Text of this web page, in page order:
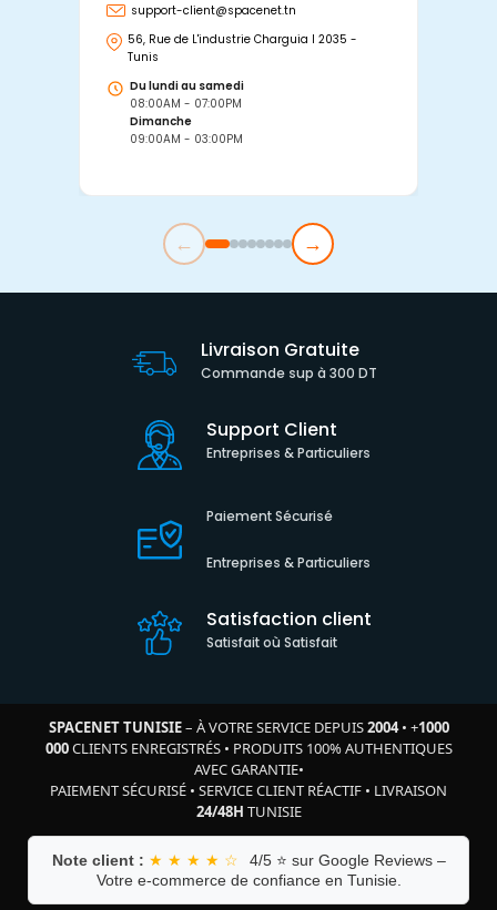
support-client@spacenet.tn
56, Rue de L'industrie Charguia I 2035 -
Tunis
Du lundi au samedi
08:00AM - 07:00PM
Dimanche
09:00AM - 03:00PM
← →
Livraison Gratuite
Commande sup à 300 DT
Support Client
Entreprises & Particuliers
Paiement Sécurisé
Entreprises & Particuliers
Satisfaction client
Satisfait où Satisfait
SPACENET TUNISIE– À VOTRE SERVICE DEPUIS2004• +1000
000CLIENTS ENREGISTRÉS• PRODUITS 100% AUTHENTIQUES
AVEC GARANTIE•
PAIEMENT SÉCURISÉ • SERVICE CLIENT RÉACTIF • LIVRAISON
24/48H TUNISIE
Note client : ★ ★ ★ ★ ☆
4/5 ⭐ sur Google Reviews –
Votre e-commerce de confiance en Tunisie.